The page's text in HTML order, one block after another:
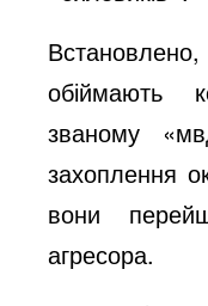
обіймають
званому
захоплення
вони
агресора.